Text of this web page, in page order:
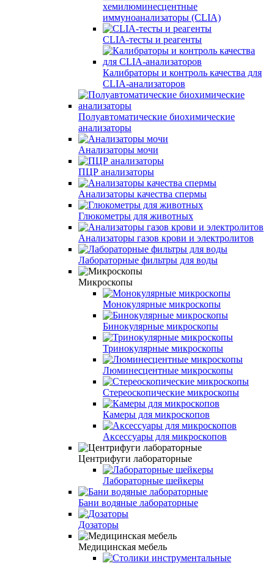
хемилюминесцентные
иммуноанализаторы (CLIA)
CLIA-тесты и реагенты
Калибраторы и контроль качества для
CLIA-анализаторов
Полуавтоматические биохимические
анализаторы
Анализаторы мочи
ПЦР анализаторы
Анализаторы качества спермы
Глюкометры для животных
Анализаторы газов крови и электролитов
Лабораторные фильтры для воды
Микроскопы
Монокулярные микроскопы
Бинокулярные микроскопы
Тринокулярные микроскопы
Люминесцентные микроскопы
Стереоскопические микроскопы
Камеры для микроскопов
Аксессуары для микроскопов
Центрифуги лабораторные
Лабораторные шейкеры
Бани водяные лабораторные
Дозаторы
Медицинская мебель